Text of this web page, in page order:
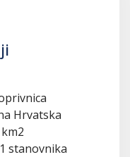
Hrvatska
stanovnika